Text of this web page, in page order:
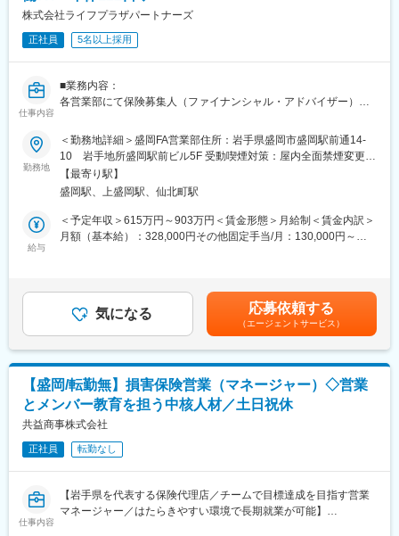
・リースのご提案をする商材は産業機械や輸送用機器、商業サー
ビス業機械・設備、土木建設機械、情報関連機器など様々です。
■組織構成：
配属先の営業部19名体制です。岩手銀行OBも多く50代が中心の
チームです。
┗部長、エリアマネージャー、アソシエイトマネージャー3名、プ
カーリースマネージャー1名、サポートチーム4名
※フロント職（エリアマネージャー）とミドル職（アソシエイトマ
ネージャー）で構成される部内３チーム体制、チーム共通のバッ
ク職（サポートチーム）から成る3ライン体制を取っています。
■就業環境：
・上場会社（岩手銀行）のグループ会社として、銀行に準拠した
・銀行のグループ会社のため、銀行OBが多い職場ではあります
が、中途入社でのプロパー社員も在籍しており、受け入れ体制は
整っております。
変更の範囲：会社の定める業務
株式会社ライフプラザパートナーズ
正社員 5名以上採用
仕事内容
■業務内容：
各営業部にて保険募集人（ファイナンシャル・アドバイザー）の
す。
■業務詳細：
・保険募集人の採用（計画に基づく採用実務）
・売上予算達成および生産性の向上による収益の拡大
・保険募集人、クラークの教育・管理・指導（労務管理、募集管
理、業務支援）
（このような方に向いています！）
・自ら考え実行する方
■勤務地：
※配属先についてはお住まいとご希望を考慮して決定いたします。
全国転勤がございます。
札幌、旭川、青森、盛岡、仙台、山形、新潟、富山、金沢、福
井、高崎、つくば、大宮、千葉、船橋、東京、新宿、立川、
横浜、松本、甲府、沼津、静岡、浜松、岐阜、名古屋、京都、奈
良、大阪、堺、神戸、姫路、岡山、福山、広島、山口、
徳島、高松、新居浜、松山、高知、北九州、福岡、久留米、佐
賀、佐世保、長崎、大分、熊本、鹿児島、宮崎、那覇
勤務地
＜勤務地詳細＞盛岡FA営業部住所：岩手県盛岡市盛岡駅前通14-
10 岩手地所盛岡駅前ビル5F 受動喫煙対策：屋内全面禁煙変更の
範囲：会社の定める事業所
【最寄り駅】
盛岡駅、上盛岡駅、仙北町駅
給与
＜予定年収＞615万円～903万円＜賃金形態＞月給制＜賃金内訳＞
月額（基本給）：328,000円その他固定手当/月：130,000円～
害保険の販売手数料の50％を支給※選考を通じて、ご経歴により
営業課長からのスタートをご提案する場合がございます。■昇給：
年1回■賞与：年2回（会社・本人の業績により異なる）賃金はあ
くまでも目安の金額であり、選考を通じて上下する可能性があり
ます。月給(月額)は固定手当を含めた表記です。
気になる 応募依頼する
（エージェントサービス）
【盛岡/転勤無】損害保険営業（マネージャー）◇営業
とメンバー教育を担う中核人材／土日祝休
共益商事株式会社
正社員 転勤なし
仕事内容
【岩手県を代表する保険代理店／チームで目標達成を目指す営業
マネージャー／はたらきやすい環境で長期就業が可能】